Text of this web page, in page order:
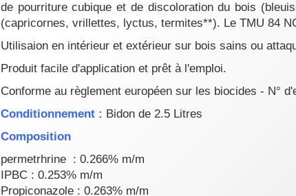
de pourriture cubique et de discoloration du bois
(capricornes, vrillettes, lyctus, termites**). Le TMU 84
Utilisaion en intérieur et extérieur sur bois sains ou
Produit facile d'application et prêt à l'emploi.
Conforme au règlement européen sur les biocides - N°
Conditionnement : Bidon de 2.5 Litres
Composition
permetrhrine : 0.266% m/m
IPBC : 0.253% m/m
Propiconazole : 0.263% m/m